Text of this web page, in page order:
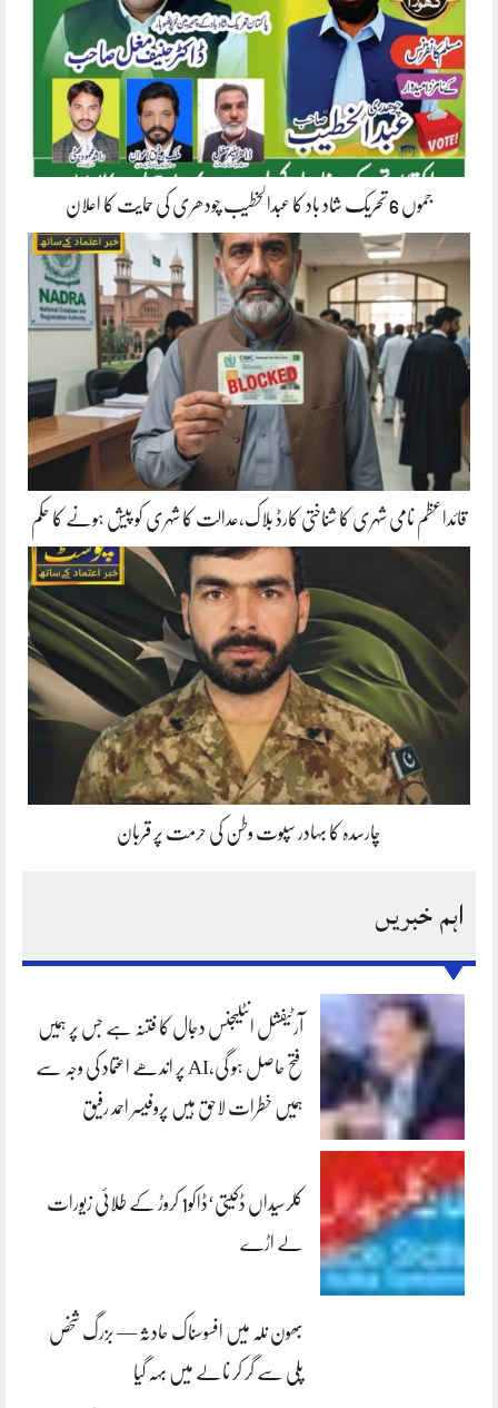
جموں 6 تحریک شاد باد کا عبدالخطیب چودھری کی حمایت کا اعلان
قائداعظم نامی شہری کا شناختی کارڈ بلاک،عدالت کا شہری کو پیش ہونے کا حکم
چارسدہ کا بہادر سپوت وطن کی حرمت پر قربان
اہم خبریں
آرٹیفشل انٹلیجنس دجال کا فتنہ ہے جس پر ہمیں
فتح حاصل ہو گی،AI پر اندھے اعتماد کی وجہ سے
ہمیں خطرات لاحق ہیں پروفیسر احمد رفیق
کلرسیداں ڈکیتی‘ڈاکو1 کروڑ کے طلائی زیورات
لے اڑے
بھون نلہ میں افسوسناک حادثہ — بزرگ شخص
پلی سے گر کر نالے میں بہہ گیا